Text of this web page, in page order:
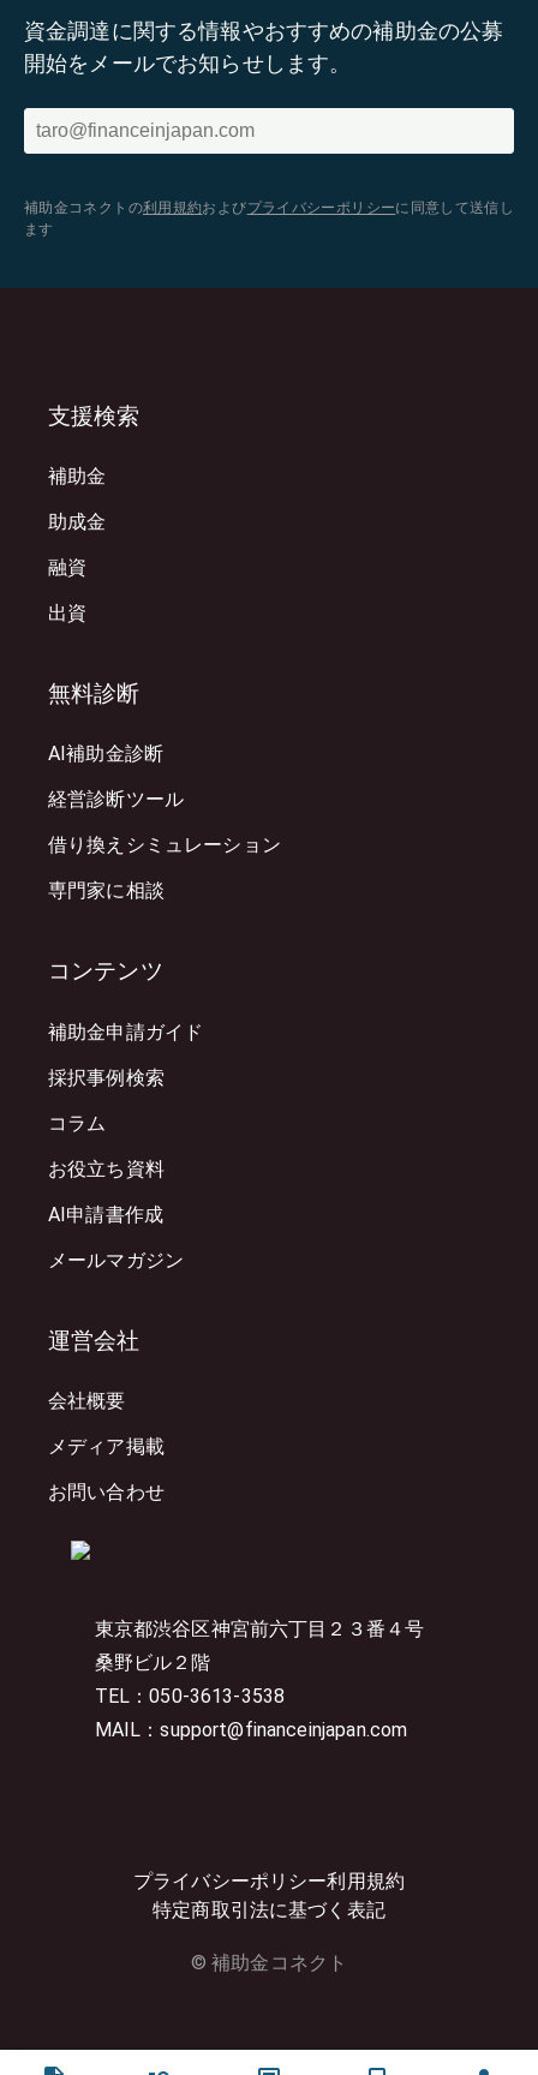
資金調達に関する情報やおすすめの補助金の公募
開始をメールでお知らせします。
補助金コネクトの利用規約およびプライバシーポリシーに同意して送信し
ます
東京都渋谷区神宮前六丁目２３番４号
桑野ビル２階
TEL：050-3613-3538
MAIL：support@financeinjapan.com
プライバシーポリシー利用規約
特定商取引法に基づく表記
© 補助金コネクト
支援検索
補助金
助成金
融資
出資
無料診断
AI補助金診断
経営診断ツール
借り換えシミュレーション
専門家に相談
コンテンツ
補助金申請ガイド
採択事例検索
コラム
お役立ち資料
AI申請書作成
メールマガジン
運営会社
会社概要
メディア掲載
お問い合わせ